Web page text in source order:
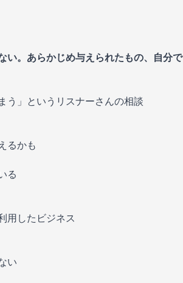
い。あらかじめ与えられたもの、自分で
う」というリスナーさんの相談
るかも
る
用したビジネス
い